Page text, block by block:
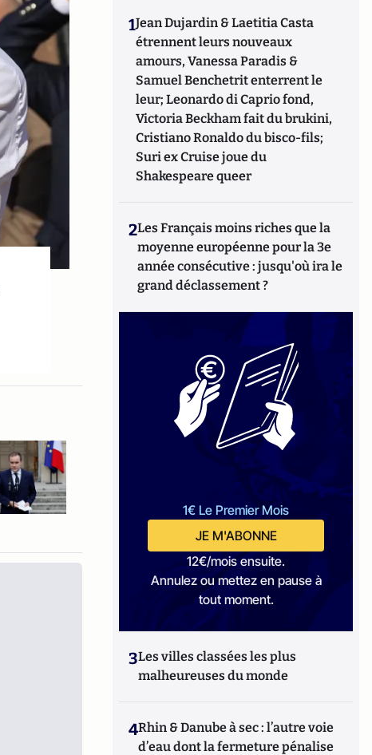
1Jean Dujardin & Laetitia Casta
étrennent leurs nouveaux
amours, Vanessa Paradis &
Samuel Benchetrit enterrent le
leur; Leonardo di Caprio fond,
Victoria Beckham fait du brukini,
Cristiano Ronaldo du bisco-fils;
Suri ex Cruise joue du
Shakespeare queer
2Les Français moins riches que la
moyenne européenne pour la 3e
année consécutive : jusqu'où ira le
grand déclassement ?
1€ Le Premier Mois
JE M'ABONNE
12€/mois ensuite.
Annulez ou mettez en pause à
tout moment.
3Les villes classées les plus
malheureuses du monde
4Rhin & Danube à sec : l’autre voie
d’eau dont la fermeture pénalise